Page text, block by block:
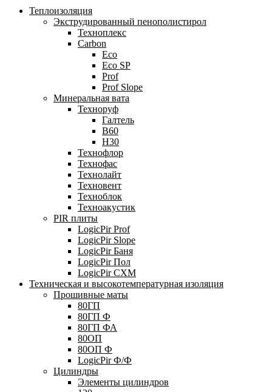
Теплоизоляция
Экструдированный пенополистирол
Техноплекс
Carbon
Eco
Eco SP
Prof
Prof Slope
Минеральная вата
Техноруф
Галтель
В60
Н30
Технофлор
Технофас
Технолайт
Техновент
Техноблок
Техноакустик
PIR плиты
LogicPir Prof
LogicPir Slope
LogicPir Баня
LogicPir Пол
LogicPir СХМ
Техническая и высокотемпературная изоляция
Прошивные маты
80ГП
80ГП Ф
80ГП ФА
80ОП
80ОП Ф
LogicPir Ф/Ф
Цилиндры
Элементы цилиндров